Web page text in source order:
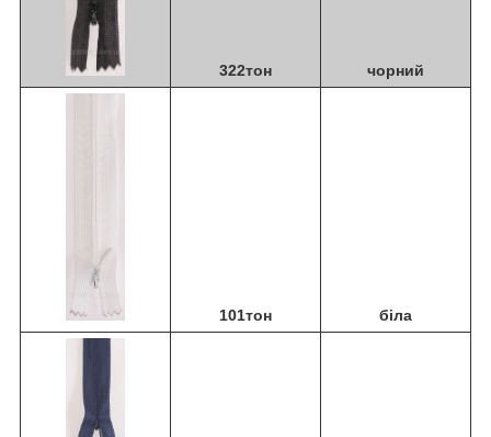
322тон чорний
101тон біла